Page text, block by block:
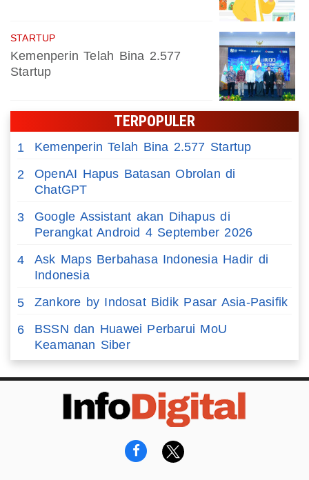
STARTUP
Kemenperin Telah Bina 2.577
Startup
TERPOPULER
1
Kemenperin Telah Bina 2.577 Startup
2
OpenAI Hapus Batasan Obrolan di
ChatGPT
3
Google Assistant akan Dihapus di
Perangkat Android 4 September 2026
4
Ask Maps Berbahasa Indonesia Hadir di
Indonesia
5
Zankore by Indosat Bidik Pasar Asia-Pasifik
6
BSSN dan Huawei Perbarui MoU
Keamanan Siber